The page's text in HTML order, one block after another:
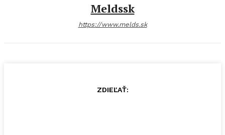
Meldssk
https://www.melds.sk
ZDIEĽAŤ: